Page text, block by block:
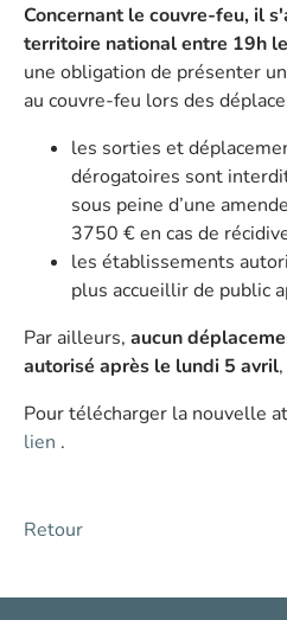
Concernant le couvre-feu, il
territoire national entre 19h
une obligation de présenter
au couvre-feu lors des
les sorties et
dérogatoires sont
sous peine d’une
3750 € en cas de
les établissements
plus accueillir de public
Par ailleurs, aucun
autorisé après le lundi 5 avril
Pour télécharger la nouvelle
lien .
Retour